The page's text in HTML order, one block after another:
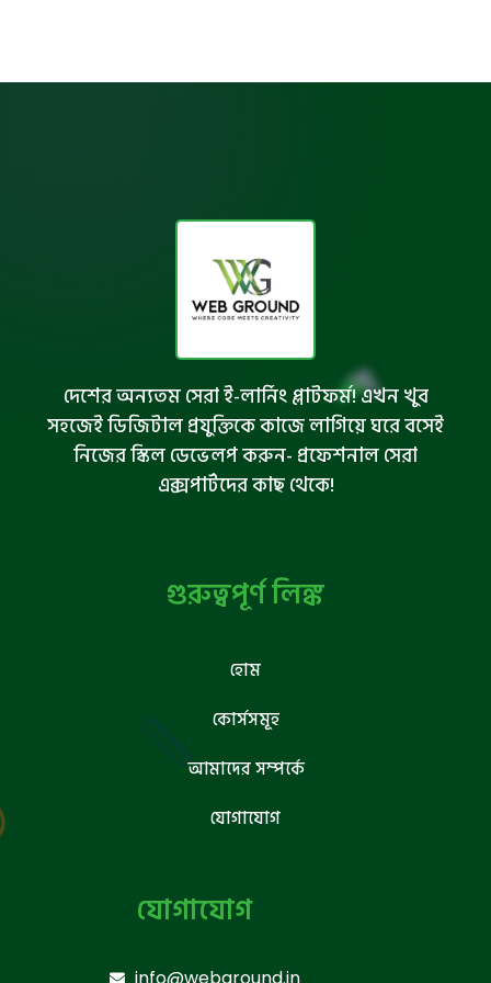
দেশের অন্যতম সেরা ই-লার্নিং প্লাটফর্ম! এখন খুব
সহজেই ডিজিটাল প্রযুক্তিকে কাজে লাগিয়ে ঘরে বসেই
নিজের স্কিল ডেভেলপ করুন- প্রফেশনাল সেরা
এক্সপার্টদের কাছ থেকে!
গুরুত্বপূর্ণ লিঙ্ক
হোম
কোর্সসমূহ
আমাদের সম্পর্কে
যোগাযোগ
যোগাযোগ